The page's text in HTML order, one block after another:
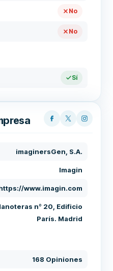
No
No
Sí
imaginersGen, S.A.
Imagin
www.imagin.com
nº 20, Edificio
París. Madrid
168 Opiniones